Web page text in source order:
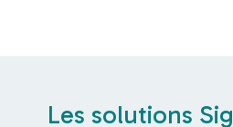
Les solutions